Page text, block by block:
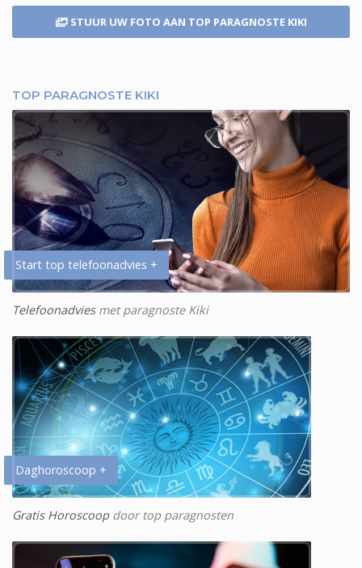
STUUR UW FOTO AAN TOP PARAGNOSTE KIKI
TOP PARAGNOSTE KIKI
Start top telefoonadvies +
Telefoonadviesmet paragnoste Kiki
Daghoroscoop +
Gratis Horoscoopdoor top paragnosten